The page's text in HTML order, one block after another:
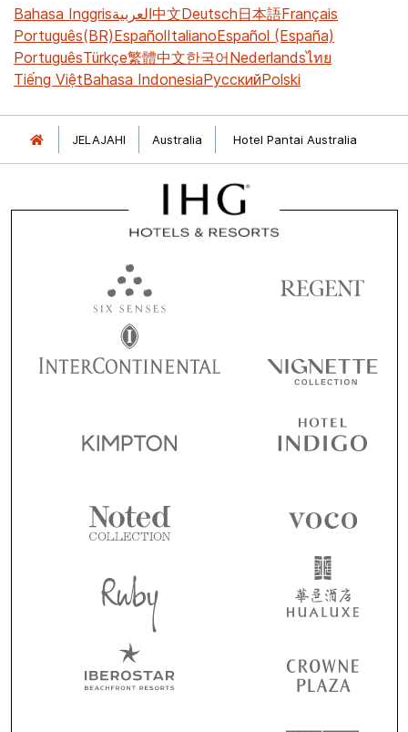
Bahasa Inggrisالعربية中文Deutsch日本語Français
Português(BR)EspañolItalianoEspañol (España)
PortuguêsTürkçe繁體中文한국어Nederlandsไทย
Tiếng ViệtBahasa IndonesiaРусскийPolski
JELAJAHI Australia Hotel Pantai Australia